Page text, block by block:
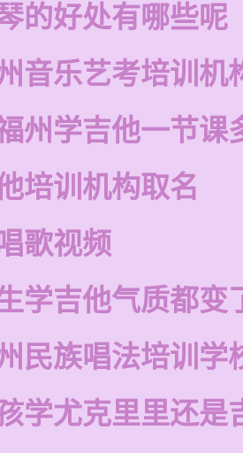
的好处有哪些呢
音乐艺考培训机
州学吉他一节课
培训机构取名
歌视频
学吉他气质都变
民族唱法培训学
学尤克里里还是